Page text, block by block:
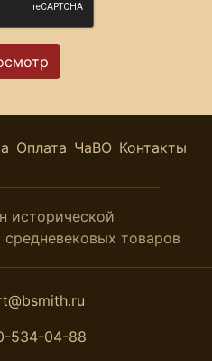
Оплата ЧаВО Контакты
исторической
товаров
534-04-88